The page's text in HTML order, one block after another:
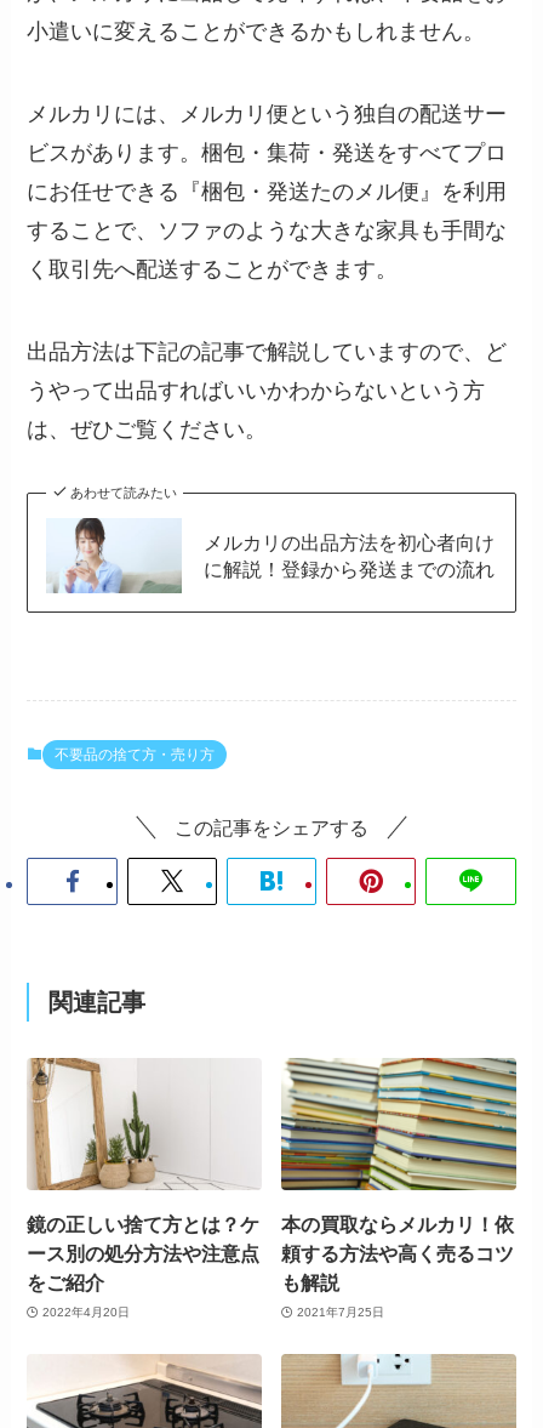
小遣いに変えることができるかもしれません。
メルカリには、メルカリ便という独自の配送サー
ビスがあります。梱包・集荷・発送をすべてプロ
にお任せできる『梱包・発送たのメル便』を利用
することで、ソファのような大きな家具も手間な
く取引先へ配送することができます。
出品方法は下記の記事で解説していますので、ど
うやって出品すればいいかわからないという方
は、ぜひご覧ください。
あわせて読みたい
メルカリの出品方法を初心者向け
に解説！登録から発送までの流れ
不要品の捨て方・売り方
この記事をシェアする
関連記事
鏡の正しい捨て方とは？ケ
ース別の処分方法や注意点
をご紹介
2022年4月20日
本の買取ならメルカリ！依
頼する方法や高く売るコツ
も解説
2021年7月25日